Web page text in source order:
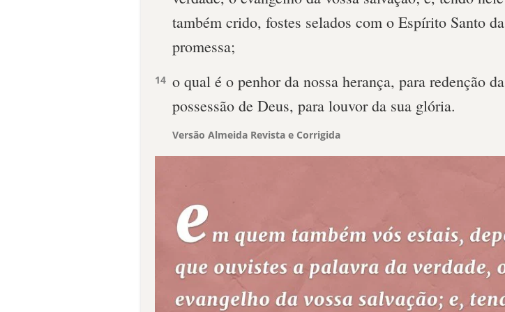
também crido, fostes selados com o Espírito Santo da
promessa;
14 o qual é o penhor da nossa herança, para redenção da
possessão de Deus, para louvor da sua glória.
Versão Almeida Revista e Corrigida